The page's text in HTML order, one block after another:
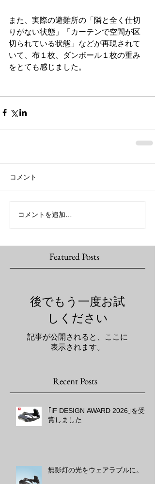
また、実際の避難所の「隣と全く仕切
りがない状態」「カーテンで空間が区
切られている状態」などが再現されて
いて、布１枚、ダンボール１枚の重み
をとても感じました。
コメント
コメントを追加…
Featured Posts
後でもう一度お試
しください
記事が公開されると、ここに
表示されます。
Recent Posts
｢iF DESIGN AWARD 2026｣を受
賞しました
無影灯の光をウェアラブルに。